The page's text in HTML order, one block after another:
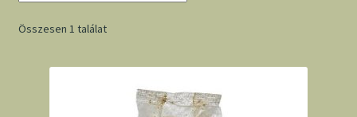
Összesen 1 találat